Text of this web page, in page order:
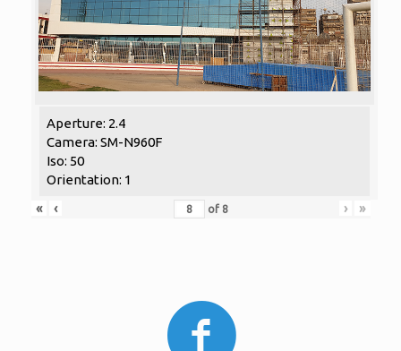
Aperture: 2.4
Camera: SM-N960F
Iso: 50
Orientation: 1
«
‹ of 8 › »